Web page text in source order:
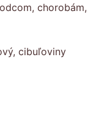
chorobám,
cibuľoviny